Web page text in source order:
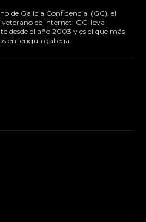
de Galicia Confidencial (GC), el
de internet. GC lleva
el año 2003 y es el que más
en lengua gallega.